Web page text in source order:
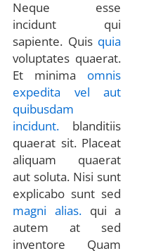
Neque esse
incidunt qui
sapiente. Quis quia
voluptates quaerat.
Et minima omnis
expedita vel aut
quibusdam
incidunt. blanditiis
quaerat sit. Placeat
aliquam quaerat
aut soluta. Nisi sunt
explicabo sunt sed
magni alias.qui a
autem at sed
inventore Quam